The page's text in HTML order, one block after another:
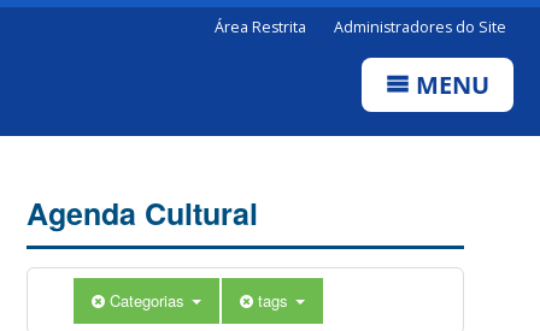
Área Restrita Administradores do Site
MENU
Agenda Cultural
Categorias tags
5:00